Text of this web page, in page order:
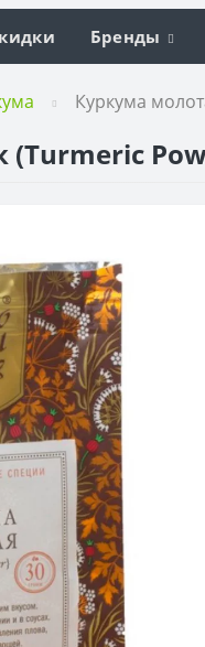
Бренды
Куркума